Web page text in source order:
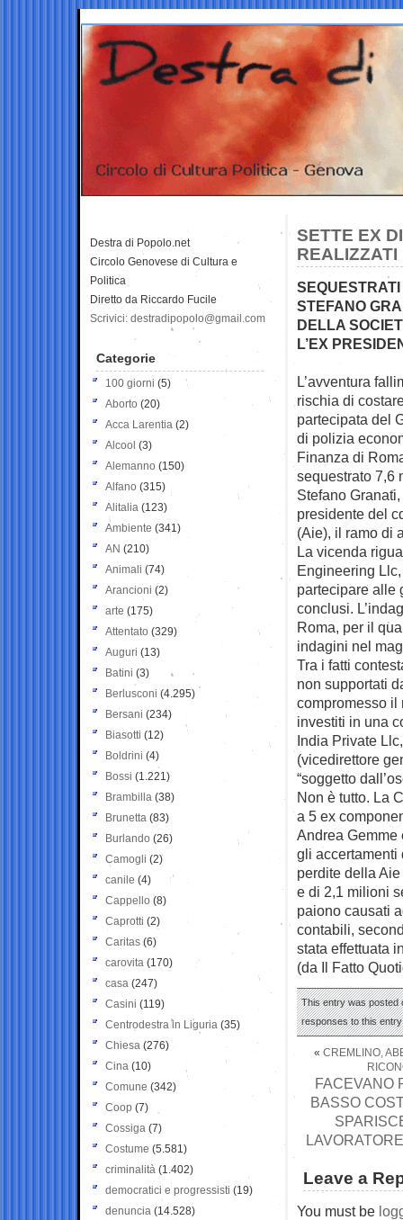
SETTE EX
REALIZZATI
STEFANO
DELLA
L’EX
L’avventura
rischia di
partecipata del
di polizia
Finanza di
sequestrato 7,6
Stefano
presidente del
(Aie), il ramo di
La vicenda
Engineering
partecipare alle
conclusi.
Roma, per il
indagini nel
Tra i fatti
non supportati
compromesso il
investiti in una
India Private
(vicedirettore
“soggetto
Non è tutto. La
a 5 ex
Andrea Gemme
gli accertamenti
perdite della
e di 2,1 milioni
paiono causati
contabili,
stata effettuata
(da Il Fatto
This entry was posted
responses to this
« CREMLINO,
FACEVANO
BASSO
Leave a
You must be
Destra di Popolo.net
Circolo Genovese di Cultura e
Politica
Diretto da Riccardo Fucile
Scrivici: destradipopolo@gmail.com
Categorie
100 giorni (5)
Aborto (20)
Acca Larentia (2)
Alcool (3)
Alemanno (150)
Alfano (315)
Alitalia (123)
Ambiente (341)
AN (210)
Animali (74)
Arancioni (2)
arte (175)
Attentato (329)
Auguri (13)
Batini (3)
Berlusconi (4.295)
Bersani (234)
Biasotti (12)
Boldrini (4)
Bossi (1.221)
Brambilla (38)
Brunetta (83)
Burlando (26)
Camogli (2)
canile (4)
Cappello (8)
Caprotti (2)
Caritas (6)
carovita (170)
casa (247)
Casini (119)
Centrodestra in Liguria (35)
Chiesa (276)
Cina (10)
Comune (342)
Coop (7)
Cossiga (7)
Costume (5.581)
criminalità (1.402)
democratici e progressisti (19)
denuncia (14.528)